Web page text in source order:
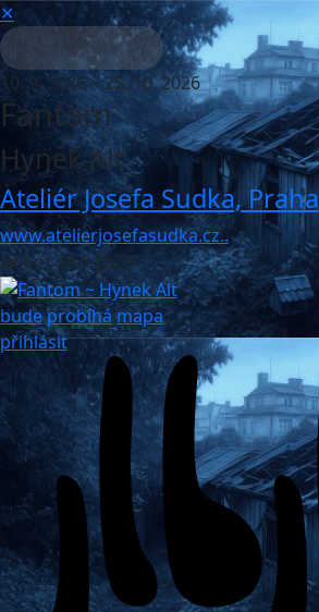
✕
10. 9. 2026 ~ 25. 10. 2026
Fantom
Hynek Alt
Ateliér Josefa Sudka, Praha
www.atelierjosefasudka.cz..
jelibot 28.6.2026
budeprobíhá mapa
přihlásit